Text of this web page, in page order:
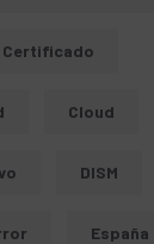
Certificado
Cloud
DISM
España